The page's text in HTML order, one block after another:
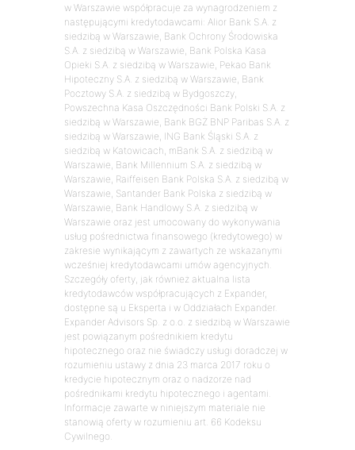
w Warszawie współpracuje za wynagrodzeniem z
następującymi kredytodawcami: Alior Bank S.A. z
siedzibą w Warszawie, Bank Ochrony Środowiska
S.A. z siedzibą w Warszawie, Bank Polska Kasa
Opieki S.A. z siedzibą w Warszawie, Pekao Bank
Hipoteczny S.A. z siedzibą w Warszawie, Bank
Pocztowy S.A. z siedzibą w Bydgoszczy,
Powszechna Kasa Oszczędności Bank Polski S.A. z
siedzibą w Warszawie, Bank BGŻ BNP Paribas S.A. z
siedzibą w Warszawie, ING Bank Śląski S.A. z
siedzibą w Katowicach, mBank S.A. z siedzibą w
Warszawie, Bank Millennium S.A. z siedzibą w
Warszawie, Raiffeisen Bank Polska S.A. z siedzibą w
Warszawie, Santander Bank Polska z siedzibą w
Warszawie, Bank Handlowy S.A. z siedzibą w
Warszawie oraz jest umocowany do wykonywania
usług pośrednictwa finansowego (kredytowego) w
zakresie wynikającym z zawartych ze wskazanymi
wcześniej kredytodawcami umów agencyjnych.
Szczegóły oferty, jak również aktualna lista
kredytodawców współpracujących z Expander,
dostępne są u Eksperta i w Oddziałach Expander.
Expander Advisors Sp. z o.o. z siedzibą w Warszawie
jest powiązanym pośrednikiem kredytu
hipotecznego oraz nie świadczy usługi doradczej w
rozumieniu ustawy z dnia 23 marca 2017 roku o
kredycie hipotecznym oraz o nadzorze nad
pośrednikami kredytu hipotecznego i agentami.
Informacje zawarte w niniejszym materiale nie
stanowią oferty w rozumieniu art. 66 Kodeksu
Cywilnego.